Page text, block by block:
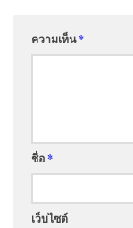
ความเห็น*
ชื่อ*
เว็บไซต์